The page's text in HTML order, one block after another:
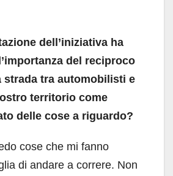
dell’iniziativa ha
del reciproco
strada tra automobilisti e
territorio come
delle cose a riguardo?
cose che mi fanno
di andare a correre. Non